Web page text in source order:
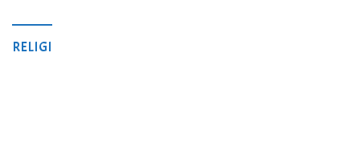
RELIGI